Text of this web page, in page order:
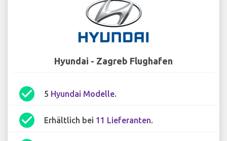
Hyundai - Zagreb Flughafen
check_circle 5 Hyundai Modelle.
check_circle Erhältlich bei 11 Lieferanten.